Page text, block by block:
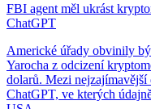
FBI agent měl ukrást
ChatGPT
Americké úřady obvinily
Yarocha z odcizení
dolarů. Mezi nejzajímavější
ChatGPT, ve kterých